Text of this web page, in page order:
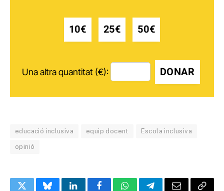
10€ 25€ 50€
Una altra quantitat (€): DONAR
educació inclusiva equip docent Escola inclusiva
opinió